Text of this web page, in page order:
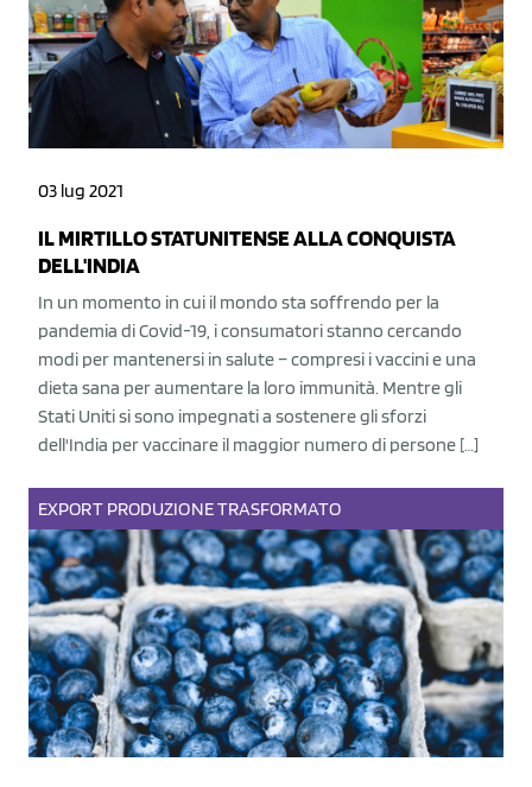
03 lug 2021
IL MIRTILLO STATUNITENSE ALLA CONQUISTA
DELL'INDIA
In un momento in cui il mondo sta soffrendo per la
pandemia di Covid-19, i consumatori stanno cercando
modi per mantenersi in salute – compresi i vaccini e una
dieta sana per aumentare la loro immunità. Mentre gli
Stati Uniti si sono impegnati a sostenere gli sforzi
dell'India per vaccinare il maggior numero di persone […]
EXPORT PRODUZIONETRASFORMATO